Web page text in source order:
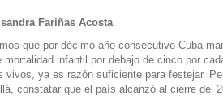
Fariñas Acosta
que por décimo año consecutivo Cuba
mortalidad infantil por debajo de cinco por
vivos, ya es razón suficiente para festejar.
constatar que el país alcanzó al cierre del